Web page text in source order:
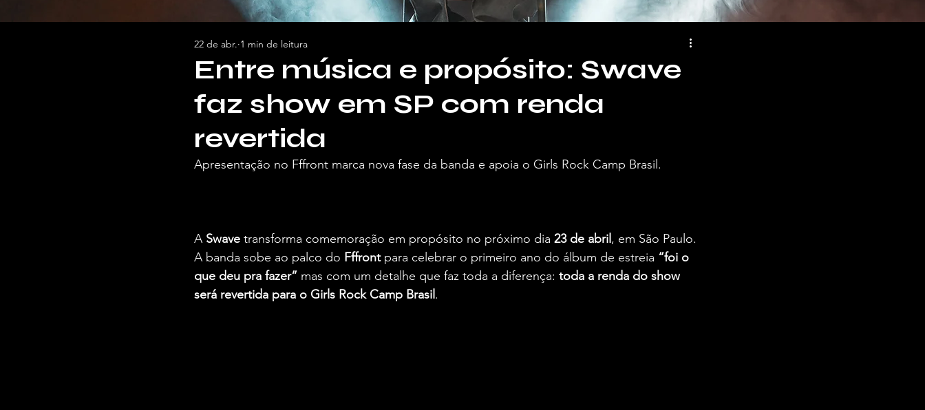
Entre música e propósito: Swave
faz show em SP com renda
revertida
22 de abr. 1 min de leitura
Apresentação no Fffront marca nova fase da banda e apoia o Girls Rock Camp Brasil.
A Swave transforma comemoração em propósito no próximo dia 23 de abril , em São Paulo.
A banda sobe ao palco do Fffront para celebrar o primeiro ano do álbum de estreia “foi o
que deu pra fazer” mas com um detalhe que faz toda a diferença: toda a renda do show
será revertida para o Girls Rock Camp Brasil .